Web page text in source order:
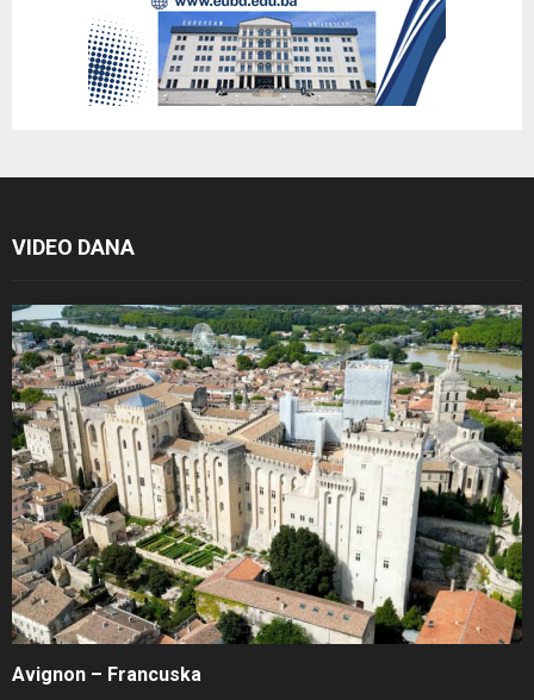
VIDEO DANA
Avignon – Francuska